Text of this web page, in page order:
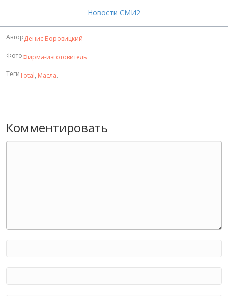
Новости СМИ2
АвторДенис Боровицкий
ФотоФирма-изготовитель
ТегиTotal, Масла.
Комментировать